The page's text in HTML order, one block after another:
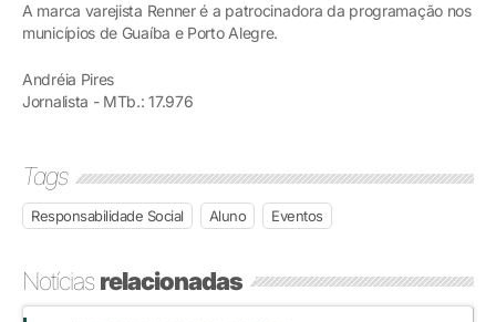
A marca varejista Renner é a patrocinadora da programação nos
municípios de Guaíba e Porto Alegre.
Andréia Pires
Jornalista - MTb.: 17.976
Tags
Responsabilidade Social Aluno Eventos
Notíciasrelacionadas